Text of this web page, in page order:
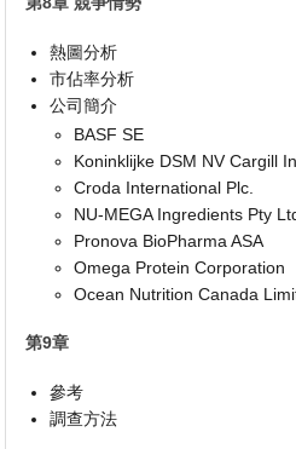
熱圖分析
市佔率分析
公司簡介
BASF SE
Koninklijke DSM NV Cargill
Croda International Plc.
NU-MEGA Ingredients Pty
Pronova BioPharma ASA
Omega Protein Corporation
Ocean Nutrition Canada
第9章
參考
調查方法